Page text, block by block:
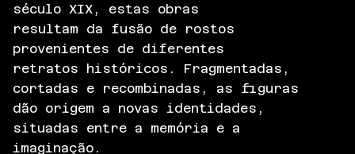
século XIX, estas obras
resultam da fusão de rostos
provenientes de diferentes
retratos históricos. Fragmentadas,
cortadas e recombinadas, as figuras
dão origem a novas identidades,
situadas entre a memória e a
imaginação.